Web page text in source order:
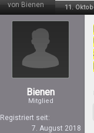
von Bienen 11.
Bienen
Mitglied
Registriert seit:
7. August 2018